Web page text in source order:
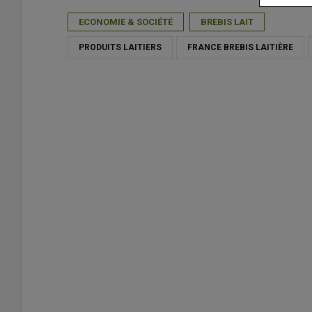
ECONOMIE & SOCIÉTÉ BREBIS LAIT
PRODUITS LAITIERS FRANCE BREBIS LAITIÈRE